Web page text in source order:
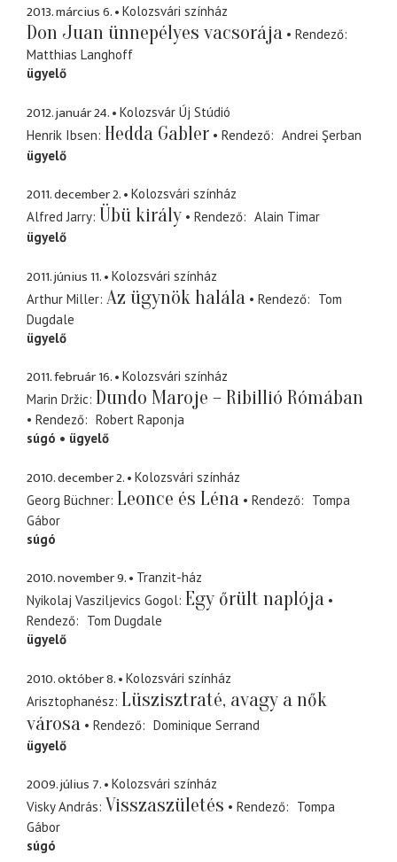
2013. március 6. Kolozsvári színház
Don Juan ünnepélyes vacsorája
Rendező
Matthias Langhoff
ügyelő
2012. január 24.
Kolozsvár Új Stúdió
Henrik Ibsen Hedda Gabler Rendező
Andrei Şerban
ügyelő
2011. december 2.
Kolozsvári színház
Alfred Jarry Übü király Rendező
Alain Timar
ügyelő
2011. június 11.
Kolozsvári színház
Arthur Miller Az ügynök halála Rendező
Tom
Dugdale
ügyelő
2011. február 16.
Kolozsvári színház
Marin Držic Dundo Maroje – Ribillió Rómában
Rendező
Robert Raponja
súgó
ügyelő
2010. december 2.
Kolozsvári színház
Georg Büchner Leonce és Léna Rendező
Tompa
Gábor
súgó
2010. november 9.
Tranzit-ház
Nyikolaj Vasziljevics Gogol Egy őrült naplója
Rendező
Tom Dugdale
ügyelő
2010. október 8.
Kolozsvári színház
Arisztophanész Lüszisztraté, avagy a nők
városa
Rendező
Dominique Serrand
ügyelő
2009. július 7.
Kolozsvári színház
Visky András Visszaszületés Rendező
Tompa
Gábor
súgó